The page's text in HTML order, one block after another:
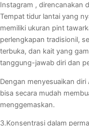
Instagram , direncanakan
Tempat tidur lantai yang
memiliki ukuran pint
perlengkapan tradisionil,
terbuka, dan kait yang
tanggung-jawab diri dan
Dengan menyesuaikan
bisa secara mudah
menggemaskan.
3.Konsentrasi dalam